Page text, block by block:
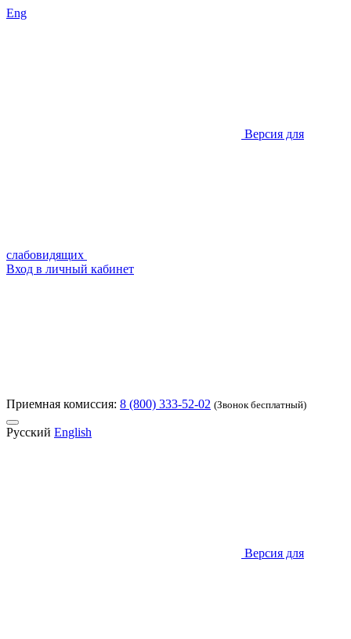
Eng
Версия для
слабовидящих
Вход в личный кабинет
Приемная комиссия: 8 (800) 333-52-02 (Звонок бесплатный)
Русский English
Версия для